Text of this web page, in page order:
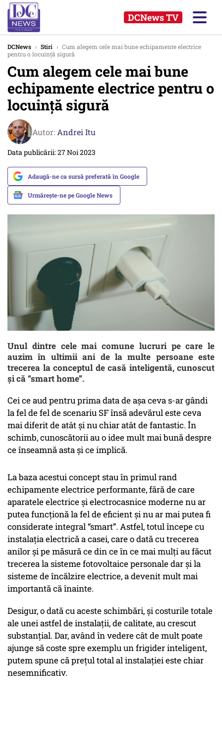
DCNews TV
DCNews › Stiri › Cum alegem cele mai bune echipamente electrice
pentru o locuință sigură
Cum alegem cele mai bune
echipamente electrice pentru o
locuință sigură
Autor: Andrei Itu
Data publicării: 27 Noi 2023
Adaugă-ne ca sursă preferată în Google
Urmărește-ne pe Google News
Unul dintre cele mai comune lucruri pe care le
auzim în ultimii ani de la multe persoane este
trecerea la conceptul de casă inteligentă, cunoscut
și că “smart home”.
Cei ce aud pentru prima data de așa ceva s-ar gândi
la fel de fel de scenariu SF însă adevărul este ceva
mai diferit de atât și nu chiar atât de fantastic. În
schimb, cunoscătorii au o idee mult mai bună despre
ce înseamnă asta și ce implică.
La baza acestui concept stau în primul rand
echipamente electrice performante, fără de care
aparatele electrice și electrocasnice moderne nu ar
putea funcționă la fel de eficient și nu ar mai putea fi
considerate integral “smart”. Astfel, totul începe cu
instalația electrică a casei, care o dată cu trecerea
anilor și pe măsură ce din ce în ce mai mulți au făcut
trecerea la sisteme fotovoltaice personale dar și la
sisteme de încălzire electrice, a devenit mult mai
importantă că înainte.
Desigur, o dată cu aceste schimbări, și costurile totale
ale unei astfel de instalații, de calitate, au crescut
substanțial. Dar, având în vedere cât de mult poate
ajunge să coste spre exemplu un frigider inteligent,
putem spune că prețul total al instalației este chiar
nesemnificativ.